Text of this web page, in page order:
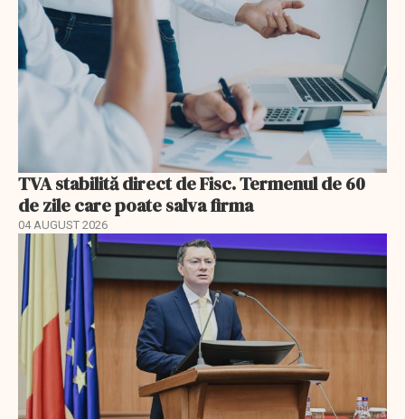
TVA stabilită direct de Fisc. Termenul de 60
de zile care poate salva firma
04 AUGUST 2026